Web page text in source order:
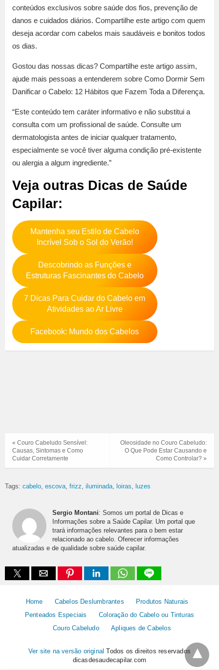
conteúdos exclusivos sobre saúde dos fios, prevenção de
danos e cuidados diários. Compartilhe este artigo com quem
deseja acordar com cabelos mais saudáveis e bonitos todos
os dias.
Gostou das nossas dicas? Compartilhe este artigo assim,
ajude mais pessoas a entenderem sobre Como Dormir Sem
Danificar o Cabelo: 12 Hábitos que Fazem Toda a Diferença.
“Este conteúdo tem caráter informativo e não substitui a
consulta com um profissional de saúde. Consulte um
dermatologista antes de iniciar qualquer tratamento,
especialmente se você tiver alguma condição pré-existente
ou alergia a algum ingrediente.”
Veja outras Dicas de Saúde
Capilar:
Mantenha seu Estilo de Cabelo
Incrível Sob o Sol do Verão!
Descobrindo as Funções e
Estruturas Fascinantes do Cabelo
7 Dicas Para Cuidar do Cabelo em
Atividades ao Ar Livre
Facebook: Mundo dos Cabelos
Oleosidade no Couro Cabeludo:
O Que Pode Estar Causando e
Como Controlar? »
« Couro Cabeludo Sensível:
Causas, Sintomas e Como
Cuidar Corretamente
Tags: cabelo escova frizz iluminada loiras luzes
Sergio Montani: Somos um portal de Dicas e
Informações sobre a Saúde Capilar. Um portal que
trará informações relevantes para o bem estar
relacionado ao cabelo. Oferecer informações
atualizadas e de qualidade sobre saúde capilar.
Home Cabelos Deslumbrantes
Produtos Naturais
Penteados Especiais
Coloração do Cabelo ou Tinturas
Couro Cabeludo
Apliques de Cabelos
Ver site na versão original Todos os direitos reservados
dicasdesaudecapilar.com